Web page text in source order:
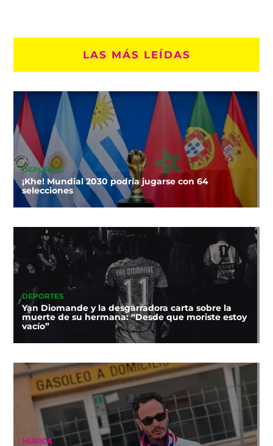
LAS MÁS LEÍDAS
DEPORTES
¡Khe! Mundial 2030 podría jugarse con 64
selecciones
DEPORTES
Yan Diomande y la desgarradora carta sobre la
muerte de su hermana: “Desde que moriste estoy
vacío”
MÚSICA